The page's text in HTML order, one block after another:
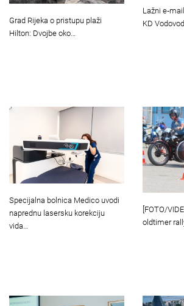
Grad Rijeka o pristupu plaži
Hilton: Dvojbe oko…
Lažni
KD Vodovod
Specijalna bolnica Medico uvodi
naprednu lasersku korekciju
vida…
[FOTO/
oldtimer